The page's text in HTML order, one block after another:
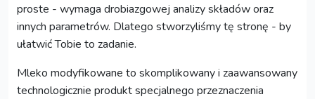
proste - wymaga drobiazgowej analizy składów oraz
innych parametrów. Dlatego stworzyliśmy tę stronę - by
ułatwić Tobie to zadanie.
Mleko modyfikowane to skomplikowany i zaawansowany
technologicznie produkt specjalnego przeznaczenia